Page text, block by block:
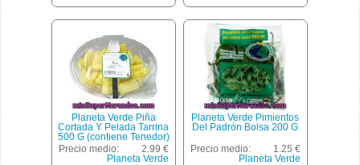
Planeta Verde Piña
Cortada Y Pelada Tarrina
500 G (contiene Tenedor)
Precio medio:
2.99 €
Planeta Verde
Planeta Verde Pimientos
Del Padrón Bolsa 200 G
Precio medio:
1.25 €
Planeta Verde